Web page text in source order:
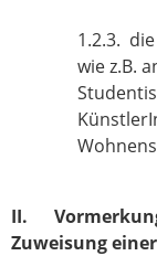
1.2.3.
wie z.B.
II. Vormerkung
Zuweisung